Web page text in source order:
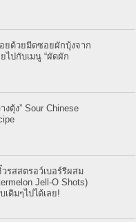
ยด้วยมีดซอยผักบุ้งจาก
ไปกับเมนู “ผัดผัก
งตุ้ง” Sour Chinese
รสสตรอว์เบอร์รีผสม
Jell-O Shots)
ดิมๆไปได้เลย!